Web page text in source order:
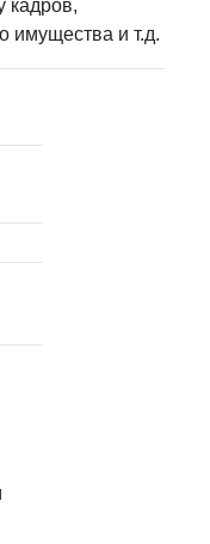
кадров,
имущества и т.д.